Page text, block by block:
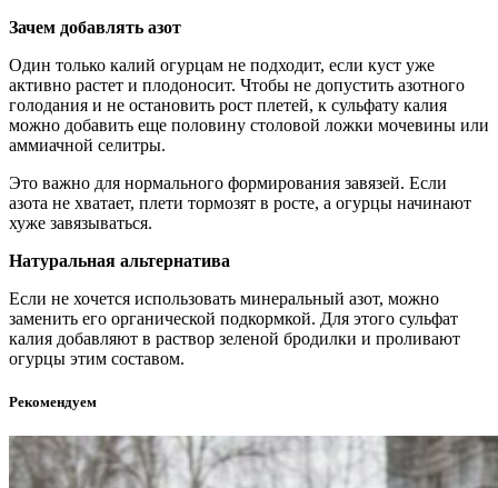
Зачем добавлять азот
Один только калий огурцам не подходит, если куст уже
активно растет и плодоносит. Чтобы не допустить азотного
голодания и не остановить рост плетей, к сульфату калия
можно добавить еще половину столовой ложки мочевины или
аммиачной селитры.
Это важно для нормального формирования завязей. Если
азота не хватает, плети тормозят в росте, а огурцы начинают
хуже завязываться.
Натуральная альтернатива
Если не хочется использовать минеральный азот, можно
заменить его органической подкормкой. Для этого сульфат
калия добавляют в раствор зеленой бродилки и проливают
огурцы этим составом.
Рекомендуем